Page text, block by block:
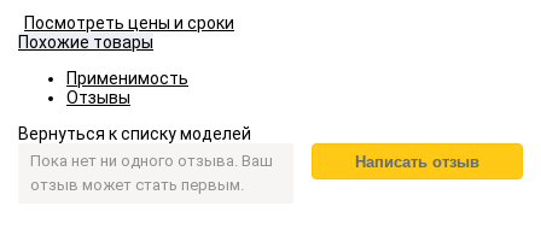
Посмотреть цены и сроки
Похожие товары
Применимость
Отзывы
Пока нет ни одного отзыва. Ваш
отзыв может стать первым.